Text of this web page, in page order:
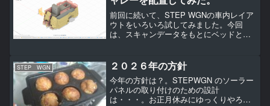
前回に続いて、STEP WGNの車内レイア
ウトをいろいろ試してみました。今回
は、スキャンデータをもとにベッドとギ
省…まずはスキャンしたデータの原点を
決めて、水平・垂直・傾...
STEP WGN ２０２６年の方針
今年の方針は？。STEPWGN のソーラー
パネルの取り付けのための設計
は・・・。お正月休みにゆっくりやろう